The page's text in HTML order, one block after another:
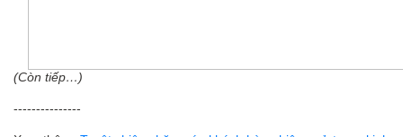
(Còn tiếp…)
---------------